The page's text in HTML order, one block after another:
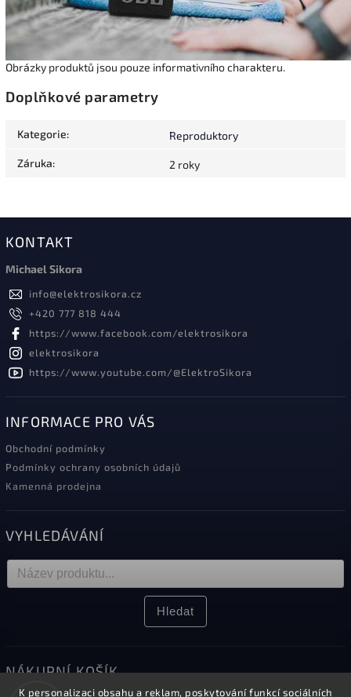
K personalizaci obsahu a reklam, poskytování funkcí sociálních
Obrázky produktů jsou pouze informativního charakteru.
Doplňkové parametry
Kategorie: Reproduktory
Záruka: 2 roky
KONTAKT
Michael Sikora
info@elektrosikora.cz
+420 777 818 444
https://www.facebook.com/elektrosikora
elektrosikora
https://www.youtube.com/@ElektroSikora
INFORMACE PRO VÁS
Obchodní podmínky
Podmínky ochrany osobních údajů
Kamenná prodejna
VYHLEDÁVÁNÍ
Hledat
NÁKUPNÍ KOŠÍK